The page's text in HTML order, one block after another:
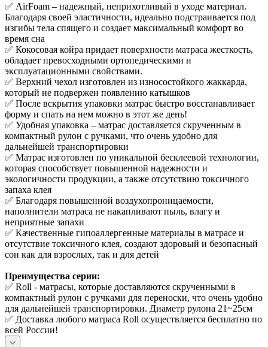
✅ AirFoam – надежный, неприхотливый в уходе материал.
Благодаря своей эластичности, идеально подстраивается под
изгибы тела спящего и создает максимальный комфорт во
время сна
✅ Кокосовая койра придает поверхности матраса жесткость,
обладает превосходными ортопедическими и
эксплуатационными свойствами.
✅ Верхний чехол изготовлен из износостойкого жаккарда,
который не подвержен появлению катышков
✅ После вскрытия упаковки матрас быстро восстанавливает
форму и спать на нем можно в этот же день!
✅ Удобная упаковка – матрас доставляется скрученным в
компактный рулон с ручками, что очень удобно для
дальнейшей транспортировки
✅ Матрас изготовлен по уникальной бесклеевой технологии,
которая способствует повышенной надежности и
экологичности продукции, а также отсутствию токсичного
запаха клея
✅ Благодаря повышенной воздухопроницаемости,
наполнители матраса не накапливают пыль, влагу и
неприятные запахи
✅ Качественные гипоаллергенные материалы в матрасе и
отсутствие токсичного клея, создают здоровый и безопасный
сон как для взрослых, так и для детей
Преимущества серии:
✅ Roll - матрасы, которые доставляются скрученными в
компактный рулон с ручками для переноски, что очень удобно
для дальнейшей транспортировки. Диаметр рулона 21~25см
✅ Доставка любого матраса Roll осуществляется бесплатно по
всей России!